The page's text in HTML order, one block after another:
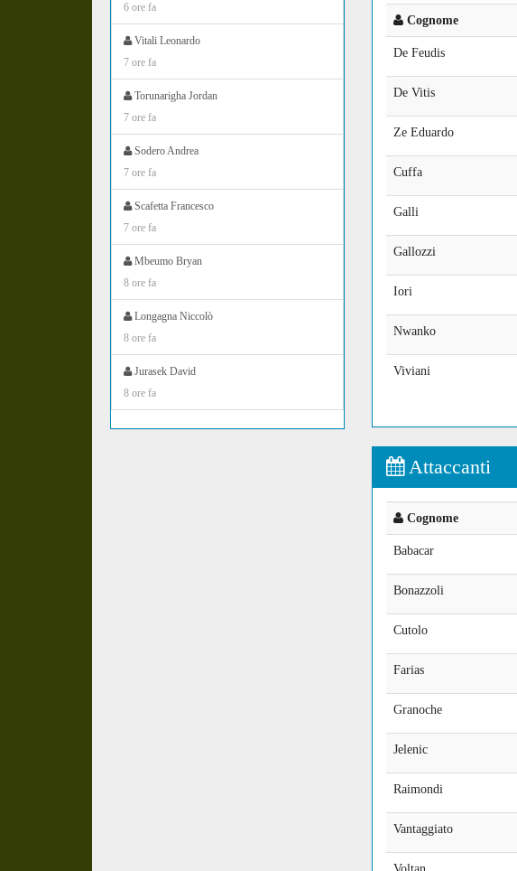
6 ore fa
Vitali Leonardo
7 ore fa
Torunarigha Jordan
7 ore fa
Sodero Andrea
7 ore fa
Scafetta Francesco
7 ore fa
Mbeumo Bryan
8 ore fa
Longagna Niccolò
8 ore fa
Jurasek David
8 ore fa
Cognome
De Feudis
De Vitis
Ze Eduardo
Cuffa
Galli
Gallozzi
Iori
Nwanko
Viviani
Attaccanti
Cognome
Babacar
Bonazzoli
Cutolo
Farias
Granoche
Jelenic
Raimondi
Vantaggiato